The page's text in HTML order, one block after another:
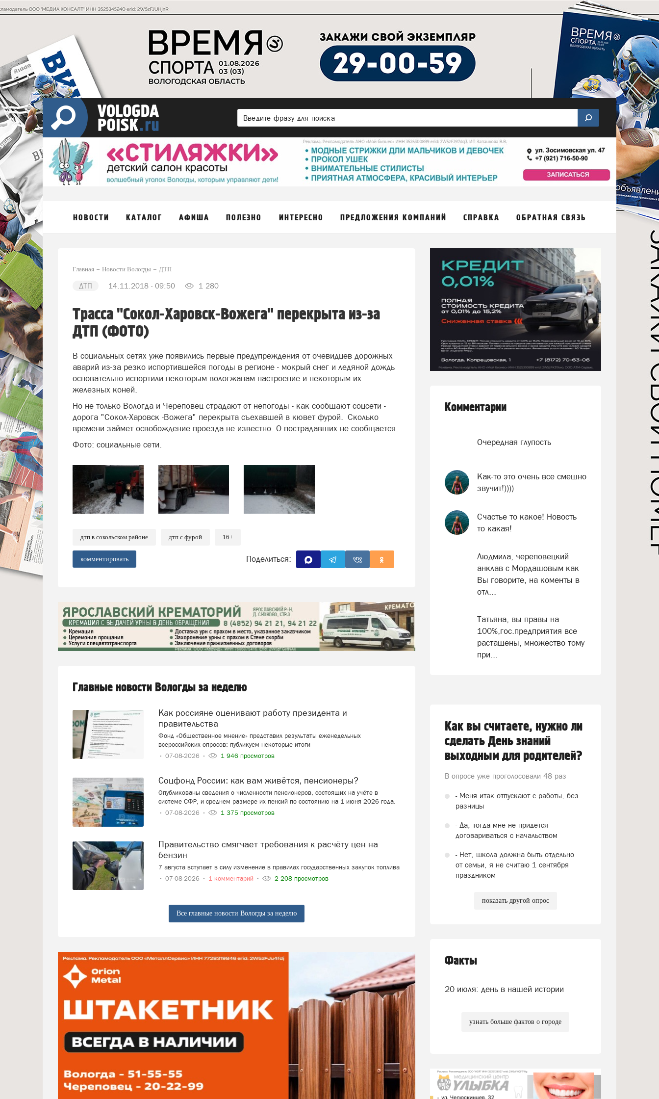
НОВОСТИ КАТАЛОГ АФИША ПОЛЕЗНО ИНТЕРЕСНО ПРЕДЛОЖЕНИЯ КОМПАНИЙ СПРАВКА ОБРАТНАЯ СВЯЗЬ
Главная Новости Вологды ДТП
ДТП 14.11.2018 - 09:50 1 280
Трасса "Сокол-Харовск-Вожега" перекрыта из-за
ДТП (ФОТО)
В социальных сетях уже появились первые предупреждения от очевидцев дорожных
аварий из-за резко испортившейся погоды в регионе - мокрый снег и ледяной дождь
основательно испортили некоторым вологжанам настроение и некоторым их
железных коней.
Но не только Вологда и Череповец страдают от непогоды - как сообщают соцсети -
дорога "Сокол-Харовск -Вожега" перекрыта съехавшей в кювет фурой. Сколько
времени займет освобождение проезда не известно. О пострадавших не сообщается.
Фото: социальные сети.
дтп в сокольском районе дтп с фурой 16+
комментировать Поделиться:
Главные новости Вологды за неделю
Как россияне оценивают работу президента и
правительства
Фонд «Общественное мнение» представил результаты еженедельных
всероссийских опросов: публикуем некоторые итоги
07-08-2026
1 946 просмотров
Соцфонд России: как вам живётся, пенсионеры?
Опубликованы сведения о численности пенсионеров, состоящих на учёте в
системе СФР, и среднем размере их пенсий по состоянию на 1 июня 2026 года.
07-08-2026
1 375 просмотров
Правительство смягчает требования к расчёту цен на
бензин
7 августа вступает в силу изменение в правилах государственных закупок топлива
07-08-2026
1 комментарий 2 208 просмотров
Все главные новости Вологды за неделю
Комментарии
Очередная глупость
Как-то это очень все смешно
звучит!))))
Счастье то какое! Новость
то какая!
Людмила, череповецкий
анклав с Мордашовым как
Вы говорите, на коменты в
отл...
Татьяна, вы правы на
100%,гос.предприятия все
растащены, множество тому
при...
Как вы считаете, нужно ли
сделать День знаний
выходным для родителей?
В опросе уже проголосовали 48 раз
- Меня итак отпускают с работы, без
разницы
- Да, тогда мне не придется
договариваться с начальством
- Нет, школа должна быть отдельно
от семьи, я не считаю 1 сентября
праздником
показать другой опрос
Факты
20 июля: день в нашей истории
узнать больше фактов о городе